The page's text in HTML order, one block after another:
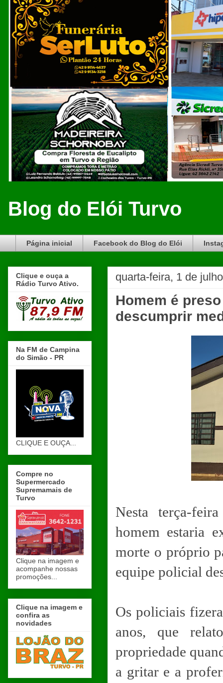
Blog do Elói Turvo
Página inicial Facebook do Blog do Elói
quarta-feira, 1 de
Homem é
descumprir
Nesta terça-
homem estaria
morte o próprio
equipe policial
Os policiais
anos, que
propriedade
a gritar e a
Clique e ouça a
Rádio Turvo Ativo.
Na FM de Campina
do Simão - PR
CLIQUE E OUÇA...
Compre no
Supermercado
Supremamais de
Turvo
Clique na imagem e
acompanhe nossas
promoções...
Clique na imagem e
confira as
novidades